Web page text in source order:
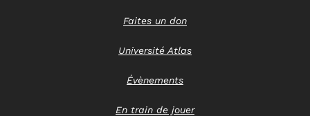
Faites un don
Université Atlas
Évènements
En train de jouer